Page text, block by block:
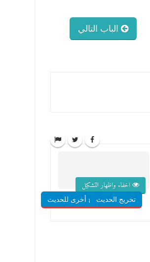
الباب التالي
اخفاء واظهار التشكيل
تخريج الحديثشروح أخرى للحديث